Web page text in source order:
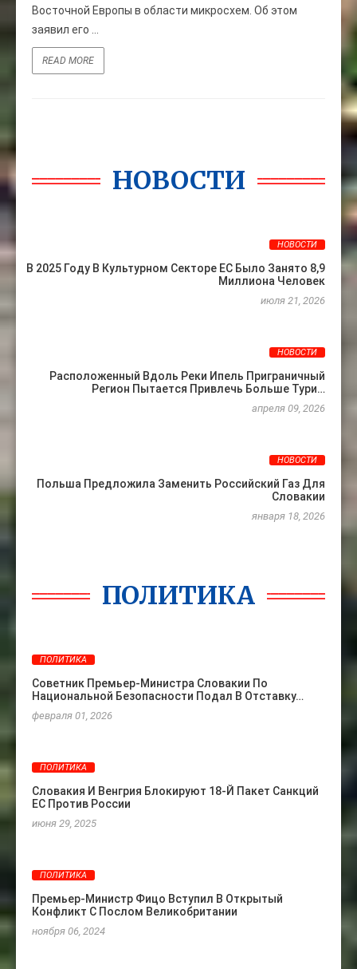
Восточной Европы в области микросхем. Об этом
заявил его ...
READ MORE
НОВОСТИ
НОВОСТИ
В 2025 Году В Культурном Секторе ЕС Было Занято 8,9
Миллиона Человек
июля 21, 2026
НОВОСТИ
Расположенный Вдоль Реки Ипель Приграничный
Регион Пытается Привлечь Больше Тури…
апреля 09, 2026
НОВОСТИ
Польша Предложила Заменить Российский Газ Для
Словакии
января 18, 2026
ПОЛИТИКА
ПОЛИТИКА
Советник Премьер-Министра Словакии По
Национальной Безопасности Подал В Отставку…
февраля 01, 2026
ПОЛИТИКА
Словакия И Венгрия Блокируют 18-Й Пакет Санкций
ЕС Против России
июня 29, 2025
ПОЛИТИКА
Премьер-Министр Фицо Вступил В Открытый
Конфликт С Послом Великобритании
ноября 06, 2024